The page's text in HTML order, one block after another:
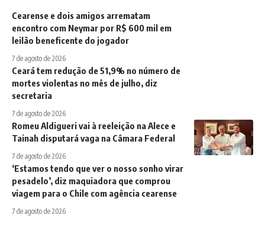
Cearense e dois amigos arrematam
encontro com Neymar por R$ 600 mil em
leilão beneficente do jogador
7 de agosto de 2026
Ceará tem redução de 51,9% no número de
mortes violentas no mês de julho, diz
secretaria
7 de agosto de 2026
Romeu Aldigueri vai à reeleição na Alece e
Tainah disputará vaga na Câmara Federal
7 de agosto de 2026
‘Estamos tendo que ver o nosso sonho virar
pesadelo’, diz maquiadora que comprou
viagem para o Chile com agência cearense
7 de agosto de 2026